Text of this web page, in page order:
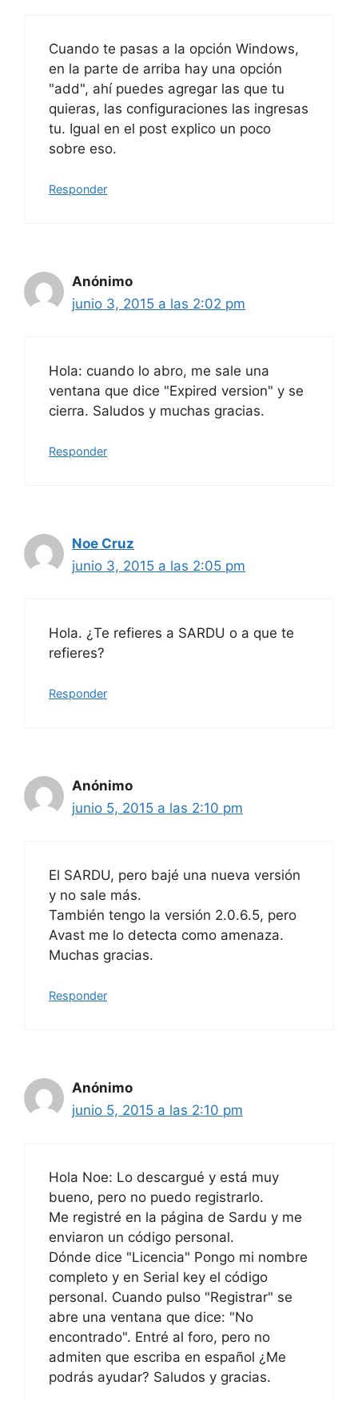
Cuando te pasas a la opción Windows,
en la parte de arriba hay una opción
"add", ahí puedes agregar las que tu
quieras, las configuraciones las ingresas
tu. Igual en el post explico un poco
sobre eso.
Responder
Anónimo
junio 3, 2015 a las 2:02 pm
Hola: cuando lo abro, me sale una
ventana que dice "Expired version" y se
cierra. Saludos y muchas gracias.
Responder
Noe Cruz
junio 3, 2015 a las 2:05 pm
Hola. ¿Te refieres a SARDU o a que te
refieres?
Responder
Anónimo
junio 5, 2015 a las 2:10 pm
El SARDU, pero bajé una nueva versión
y no sale más.
También tengo la versión 2.0.6.5, pero
Avast me lo detecta como amenaza.
Muchas gracias.
Responder
Anónimo
junio 5, 2015 a las 2:10 pm
Hola Noe: Lo descargué y está muy
bueno, pero no puedo registrarlo.
Me registré en la página de Sardu y me
enviaron un código personal.
Dónde dice "Licencia" Pongo mi nombre
completo y en Serial key el código
personal. Cuando pulso "Registrar" se
abre una ventana que dice: "No
encontrado". Entré al foro, pero no
admiten que escriba en español ¿Me
podrás ayudar? Saludos y gracias.